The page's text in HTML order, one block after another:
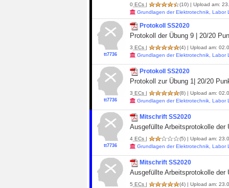
0 ECs | (10) | Upload am:
Grundlagen der Elektrotechnik, Labor
tt7736
Protokoll SS2020
Protokoll der Übung 9 | 20/20
3 ECs | (4) | Upload am:
Grundlagen der Elektrotechnik, Labor
tt7736
Protokoll SS2020
Protokoll zur Übung 1| 20/20
3 ECs | (8) | Upload am:
Grundlagen der Elektrotechnik, Labor
tt7736
Mitschrift SS2020
Ausgefüllte Arbeitsprotokolle der
4 ECs | (5) | Upload am:
Grundlagen der Elektrotechnik, Labor
Mitschrift SS2020
Ausgefüllte Arbeitsprotokolle der
5 ECs | (4) | Upload am: